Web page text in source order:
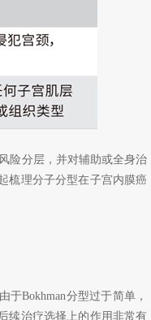
险分层，并对辅助或全身治
梳理分子分型在子宫内膜癌
于Bokhman分型过于简单，
续治疗选择上的作用非常有